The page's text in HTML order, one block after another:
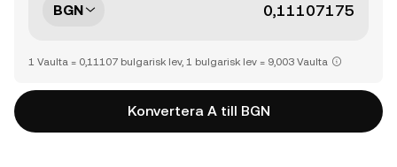
BGN
1 Vaulta = 0,11107 bulgarisk lev, 1 bulgarisk lev = 9,003 Vaulta
Konvertera A till BGN